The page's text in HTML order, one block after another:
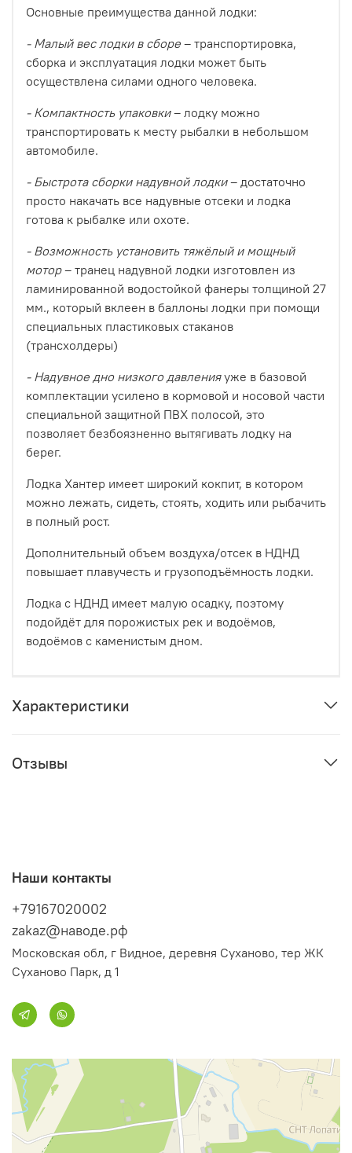
Основные преимущества данной лодки:
- Малый вес лодки в сборе – транспортировка,
сборка и эксплуатация лодки может быть
осуществлена силами одного человека.
- Компактность упаковки – лодку можно
транспортировать к месту рыбалки в небольшом
автомобиле.
- Быстрота сборки надувной лодки – достаточно
просто накачать все надувные отсеки и лодка
готова к рыбалке или охоте.
- Возможность установить тяжёлый и мощный
мотор – транец надувной лодки изготовлен из
ламинированной водостойкой фанеры толщиной 27
мм., который вклеен в баллоны лодки при помощи
специальных пластиковых стаканов
(трансхолдеры)
- Надувное дно низкого давления уже в базовой
комплектации усилено в кормовой и носовой части
специальной защитной ПВХ полосой, это
позволяет безбоязненно вытягивать лодку на
берег.
Лодка Хантер имеет широкий кокпит, в котором
можно лежать, сидеть, стоять, ходить или рыбачить
в полный рост.
Дополнительный объем воздуха/отсек в НДНД
повышает плавучесть и грузоподъёмность лодки.
Лодка с НДНД имеет малую осадку, поэтому
подойдёт для порожистых рек и водоёмов,
водоёмов с каменистым дном.
Характеристики
Отзывы
Наши контакты
+79167020002
zakaz@наводе.рф
Московская обл, г Видное, деревня Суханово, тер ЖК
Суханово Парк, д 1